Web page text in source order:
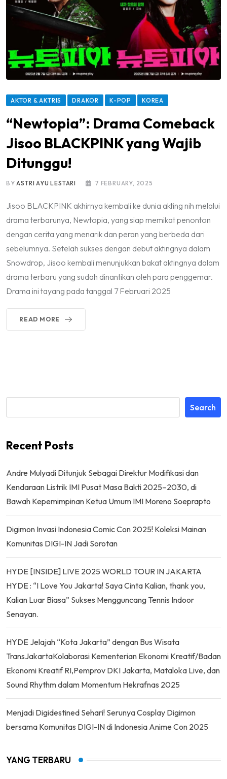
AKTOR & AKTRIS DRAKOR K-POP KOREA
“Newtopia”: Drama Comeback
Jisoo BLACKPINK yang Wajib
Ditunggu!
BYASTRI AYU LESTARI 7 FEBRUARY, 2025
Jisoo BLACKPINK akhirnya kembali ke dunia akting nih melalui
drama terbarunya, Newtopia, yang siap memikat penonton
dengan cerita yang menarik dan peran yang berbeda dari
sebelumnya. Setelah sukses dengan debut aktingnya dalam
Snowdrop, Jisoo kembali menunjukkan bakat aktingnya dalam
drama terbaru yang sudah dinantikan oleh para penggemar.
Drama ini tayang pada tanggal 7 Februari 2025
READ MORE
Search
Recent Posts
Andre Mulyadi Ditunjuk Sebagai Direktur Modifikasi dan
Kendaraan Listrik IMI Pusat Masa Bakti 2025–2030, di
Bawah Kepemimpinan Ketua Umum IMI Moreno Soeprapto
Digimon Invasi Indonesia Comic Con 2025! Koleksi Mainan
Komunitas DIGI-IN Jadi Sorotan
HYDE [INSIDE] LIVE 2025 WORLD TOUR IN JAKARTA
HYDE : “I Love You Jakarta! Saya Cinta Kalian, thank you,
Kalian Luar Biasa” Sukses Mengguncang Tennis Indoor
Senayan.
HYDE Jelajah “Kota Jakarta” dengan Bus Wisata
TransJakartaKolaborasi Kementerian Ekonomi Kreatif/Badan
Ekonomi Kreatif RI,Pemprov DKI Jakarta, Mataloka Live, dan
Sound Rhythm dalam Momentum Hekrafnas 2025
Menjadi Digidestined Sehari! Serunya Cosplay Digimon
bersama Komunitas DIGI-IN di Indonesia Anime Con 2025
YANG TERBARU